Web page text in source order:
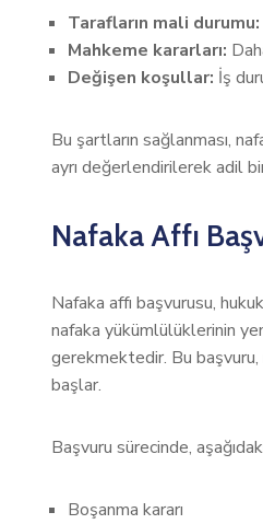
Tarafların mali durumu:
Mahkeme kararları:
Değişen koşullar: İş
Bu şartların sağlanması,
ayrı değerlendirilerek adil
Nafaka Affı
Nafaka affı başvurusu,
nafaka yükümlülüklerinin
gerekmektedir. Bu
başlar.
Başvuru sürecinde,
Boşanma kararı